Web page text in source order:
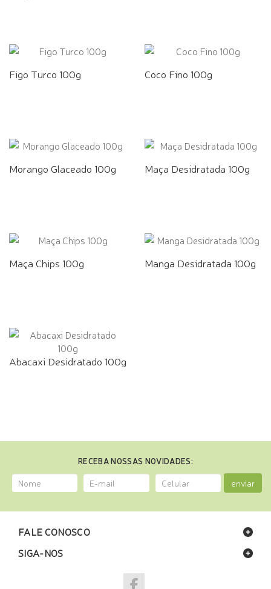
Figo Turco 100g Coco Fino 100g
Morango Glaceado 100g Maça Desidratada 100g
Maça Chips 100g Manga Desidratada 100g
Abacaxi Desidratado 100g
RECEBA NOSSAS NOVIDADES:
enviar
FALE CONOSCO
SIGA-NOS